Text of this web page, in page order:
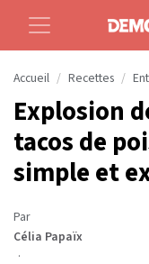
Accueil Recettes
Explosion
tacos de
simple et
Par
Célia Papaïx
·